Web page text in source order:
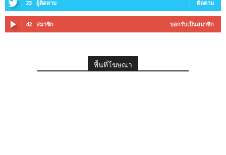
23 ผู้ติดตาม ติดตาม
42 สมาชิก บอกรับเป็นสมาชิก
พื้นที่โฆษณา